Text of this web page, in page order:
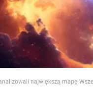
największą mapę